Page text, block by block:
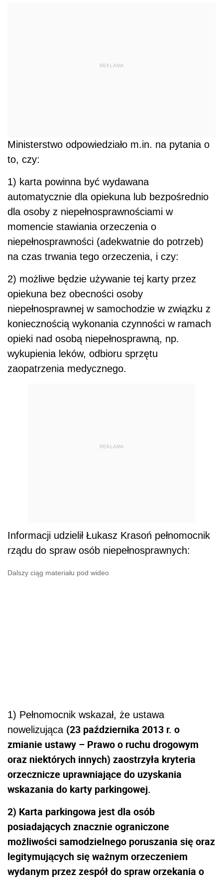
REKLAMA
Ministerstwo odpowiedziało m.in. na pytania o
to, czy:
1) karta powinna być wydawana
automatycznie dla opiekuna lub bezpośrednio
dla osoby z niepełnosprawnościami w
momencie stawiania orzeczenia o
niepełnosprawności (adekwatnie do potrzeb)
na czas trwania tego orzeczenia, i czy:
2) możliwe będzie używanie tej karty przez
opiekuna bez obecności osoby
niepełnosprawnej w samochodzie w związku z
koniecznością wykonania czynności w ramach
opieki nad osobą niepełnosprawną, np.
wykupienia leków, odbioru sprzętu
zaopatrzenia medycznego.
REKLAMA
Informacji udzielił Łukasz Krasoń pełnomocnik
rządu do spraw osób niepełnosprawnych:
Dalszy ciąg materiału pod wideo
1) Pełnomocnik wskazał, że ustawa
nowelizująca (23 października 2013 r. o
zmianie ustawy – Prawo o ruchu drogowym
oraz niektórych innych) zaostrzyła kryteria
orzecznicze uprawniające do uzyskania
wskazania do karty parkingowej.
2) Karta parkingowa jest dla osób
posiadających znacznie ograniczone
możliwości samodzielnego poruszania się oraz
legitymujących się ważnym orzeczeniem
wydanym przez zespół do spraw orzekania o